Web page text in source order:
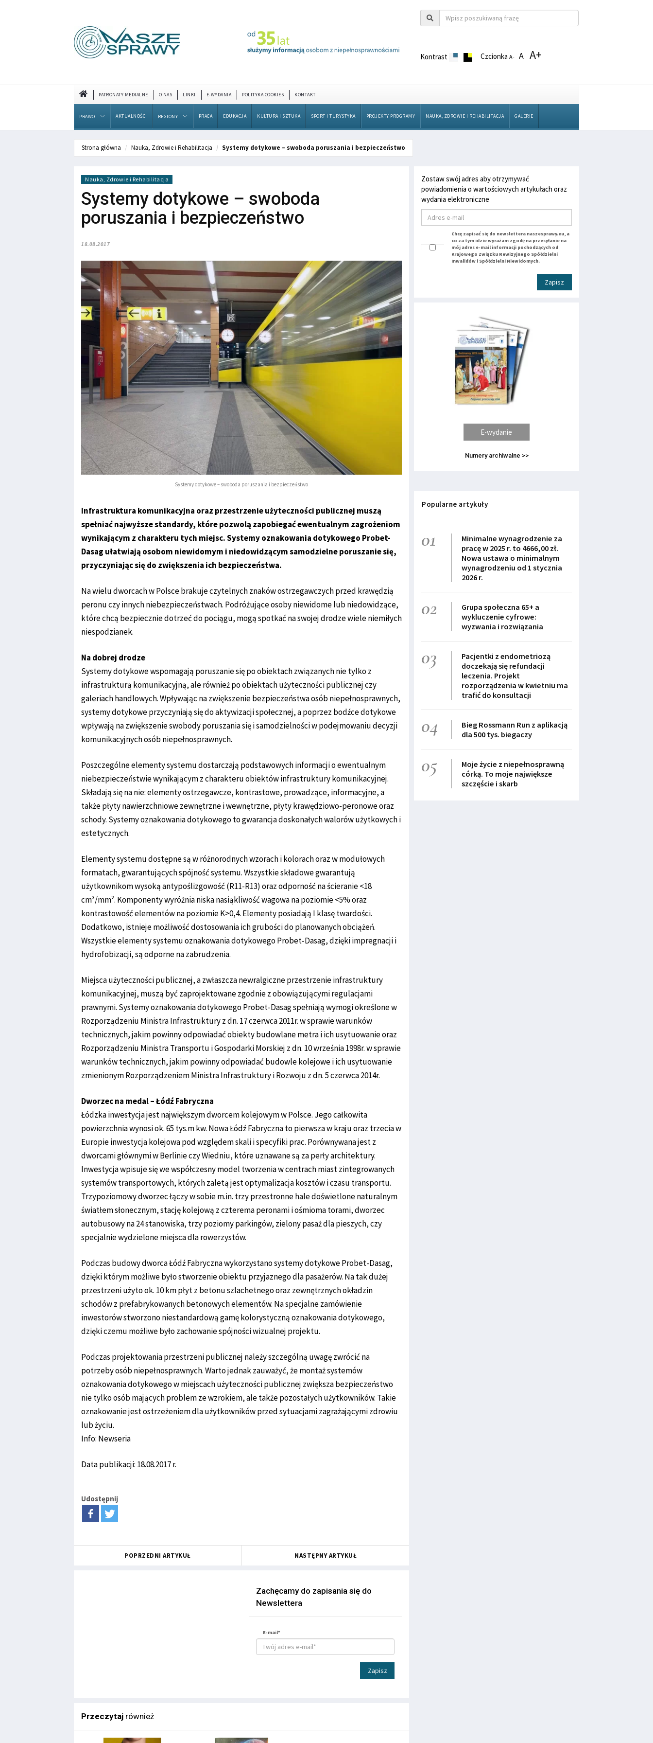
Kontrast CzcionkaA- A A+
PATRONATY MEDIALNE O NAS LINKI E-WYDANIA POLITYKA COOKIES KONTAKT
PRAWO AKTUALNOŚCI REGIONY PRACA EDUKACJA KULTURA I SZTUKA SPORT I TURYSTYKA PROJEKTY PROGRAMY NAUKA, ZDROWIE I REHABILITACJA GALERIE
Strona główna Nauka, Zdrowie i Rehabilitacja Systemy dotykowe – swoboda poruszania i bezpieczeństwo
Nauka, Zdrowie i Rehabilitacja
Systemy dotykowe – swoboda
poruszania i bezpieczeństwo
18.08.2017
Systemy dotykowe – swoboda poruszania i bezpieczeństwo
Infrastruktura komunikacyjna oraz przestrzenie użyteczności publicznej muszą
spełniać najwyższe standardy, które pozwolą zapobiegać ewentualnym zagrożeniom
wynikającym z charakteru tych miejsc. Systemy oznakowania dotykowego Probet-
Dasag ułatwiają osobom niewidomym i niedowidzącym samodzielne poruszanie się,
przyczyniając się do zwiększenia ich bezpieczeństwa.
Na wielu dworcach w Polsce brakuje czytelnych znaków ostrzegawczych przed krawędzią
peronu czy innych niebezpieczeństwach. Podróżujące osoby niewidome lub niedowidzące,
które chcą bezpiecznie dotrzeć do pociągu, mogą spotkać na swojej drodze wiele niemiłych
niespodzianek.
Na dobrej drodze
Systemy dotykowe wspomagają poruszanie się po obiektach związanych nie tylko z
infrastrukturą komunikacyjną, ale również po obiektach użyteczności publicznej czy
galeriach handlowych. Wpływając na zwiększenie bezpieczeństwa osób niepełnosprawnych,
systemy dotykowe przyczyniają się do aktywizacji społecznej, a poprzez bodźce dotykowe
wpływają na zwiększenie swobody poruszania się i samodzielności w podejmowaniu decyzji
komunikacyjnych osób niepełnosprawnych.
Poszczególne elementy systemu dostarczają podstawowych informacji o ewentualnym
niebezpieczeństwie wynikającym z charakteru obiektów infrastruktury komunikacyjnej.
Składają się na nie: elementy ostrzegawcze, kontrastowe, prowadzące, informacyjne, a
także płyty nawierzchniowe zewnętrzne i wewnętrzne, płyty krawędziowo-peronowe oraz
schody. Systemy oznakowania dotykowego to gwarancja doskonałych walorów użytkowych i
estetycznych.
Elementy systemu dostępne są w różnorodnych wzorach i kolorach oraz w modułowych
formatach, gwarantujących spójność systemu. Wszystkie składowe gwarantują
użytkownikom wysoką antypoślizgowość (R11-R13) oraz odporność na ścieranie <18
cm³/mm². Komponenty wyróżnia niska nasiąkliwość wagowa na poziomie <5% oraz
kontrastowość elementów na poziomie K>0,4. Elementy posiadają I klasę twardości.
Dodatkowo, istnieje możliwość dostosowania ich grubości do planowanych obciążeń.
Wszystkie elementy systemu oznakowania dotykowego Probet-Dasag, dzięki impregnacji i
hydrofobizacji, są odporne na zabrudzenia.
Miejsca użyteczności publicznej, a zwłaszcza newralgiczne przestrzenie infrastruktury
komunikacyjnej, muszą być zaprojektowane zgodnie z obowiązującymi regulacjami
prawnymi. Systemy oznakowania dotykowego Probet-Dasag spełniają wymogi określone w
Rozporządzeniu Ministra Infrastruktury z dn. 17 czerwca 2011r. w sprawie warunków
technicznych, jakim powinny odpowiadać obiekty budowlane metra i ich usytuowanie oraz
Rozporządzeniu Ministra Transportu i Gospodarki Morskiej z dn. 10 września 1998r. w sprawie
warunków technicznych, jakim powinny odpowiadać budowle kolejowe i ich usytuowanie
zmienionym Rozporządzeniem Ministra Infrastruktury i Rozwoju z dn. 5 czerwca 2014r.
Dworzec na medal – Łódź Fabryczna
Łódzka inwestycja jest największym dworcem kolejowym w Polsce. Jego całkowita
powierzchnia wynosi ok. 65 tys.m kw. Nowa Łódź Fabryczna to pierwsza w kraju oraz trzecia w
Europie inwestycja kolejowa pod względem skali i specyfiki prac. Porównywana jest z
dworcami głównymi w Berlinie czy Wiedniu, które uznawane są za perły architektury.
Inwestycja wpisuje się we współczesny model tworzenia w centrach miast zintegrowanych
systemów transportowych, których zaletą jest optymalizacja kosztów i czasu transportu.
Trzypoziomowy dworzec łączy w sobie m.in. trzy przestronne hale doświetlone naturalnym
światłem słonecznym, stację kolejową z czterema peronami i ośmioma torami, dworzec
autobusowy na 24 stanowiska, trzy poziomy parkingów, zielony pasaż dla pieszych, czy
specjalnie wydzielone miejsca dla rowerzystów.
Podczas budowy dworca Łódź Fabryczna wykorzystano systemy dotykowe Probet-Dasag,
dzięki którym możliwe było stworzenie obiektu przyjaznego dla pasażerów. Na tak dużej
przestrzeni użyto ok. 10 km płyt z betonu szlachetnego oraz zewnętrznych okładzin
schodów z prefabrykowanych betonowych elementów. Na specjalne zamówienie
inwestorów stworzono niestandardową gamę kolorystyczną oznakowania dotykowego,
dzięki czemu możliwe było zachowanie spójności wizualnej projektu.
Podczas projektowania przestrzeni publicznej należy szczególną uwagę zwrócić na
potrzeby osób niepełnosprawnych. Warto jednak zauważyć, że montaż systemów
oznakowania dotykowego w miejscach użyteczności publicznej zwiększa bezpieczeństwo
nie tylko osób mających problem ze wzrokiem, ale także pozostałych użytkowników. Takie
oznakowanie jest ostrzeżeniem dla użytkowników przed sytuacjami zagrażającymi zdrowiu
lub życiu.
Info: Newseria
Data publikacji: 18.08.2017 r.
Udostępnij
POPRZEDNI ARTYKUŁ NASTĘPNY ARTYKUŁ
Zachęcamy do zapisania się do
Newslettera
E-mail*
Zapisz
Przeczytaj również
Zostaw swój adres aby otrzymywać
powiadomienia o wartościowych artykułach oraz
wydania elektroniczne
Chcę zapisać się do newslettera naszesprawy.eu, a
co za tym idzie wyrażam zgodę na przesyłanie na
mój adres e-mail informacji pochodzących od
Krajowego Związku Rewizyjnego Spółdzielni
Inwalidów i Spółdzielni Niewidomych.
Zapisz
E-wydanie
Numery archiwalne >>
Popularne artykuły
01
Minimalne wynagrodzenie za
pracę w 2025 r. to 4666,00 zł.
Nowa ustawa o minimalnym
wynagrodzeniu od 1 stycznia
2026 r.
02
Grupa społeczna 65+ a
wykluczenie cyfrowe:
wyzwania i rozwiązania
03
Pacjentki z endometriozą
doczekają się refundacji
leczenia. Projekt
rozporządzenia w kwietniu ma
trafić do konsultacji
04
Bieg Rossmann Run z aplikacją
dla 500 tys. biegaczy
05
Moje życie z niepełnosprawną
córką. To moje największe
szczęście i skarb